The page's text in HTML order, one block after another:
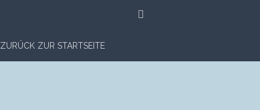
ZURÜCK ZUR STARTSEITE